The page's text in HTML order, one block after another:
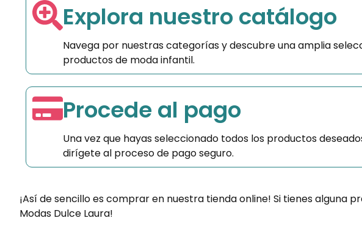
Explora nuestro catálogo
Navega por nuestras categorías y descubre una amplia
productos de moda infantil.
Procede al pago
Una vez que hayas seleccionado todos los productos
dirígete al proceso de pago seguro.
¡Así de sencillo es comprar en nuestra tienda online! Si tienes alguna
Modas Dulce Laura!